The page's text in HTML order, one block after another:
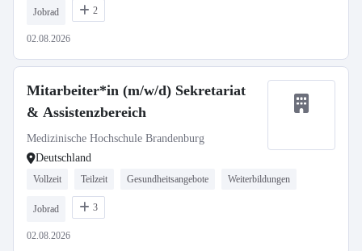
Jobrad 2
02.08.2026
Mitarbeiter*in (m/w/d) Sekretariat
& Assistenzbereich
Medizinische Hochschule Brandenburg
Deutschland
Vollzeit Teilzeit Gesundheitsangebote Weiterbildungen
Jobrad 3
02.08.2026